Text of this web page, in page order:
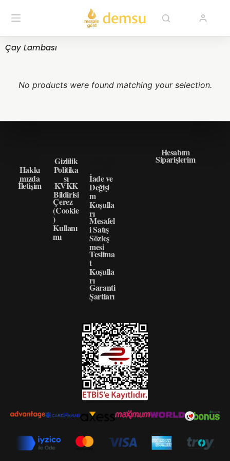
Çay Lambası
No products were found matching your selection.
Hakkı
mızda
İletişim
Gizlilik
Politika
sı
KVKK
Bildirisi
Çerez
(Cookie
)
Kullanı
mı
İade ve
Değişi
m
Koşulla
rı
Mesafel
i Satış
Sözleş
mesi
Teslima
t
Koşulla
rı
Garanti
Şartları
Hesabım
Siparişlerim